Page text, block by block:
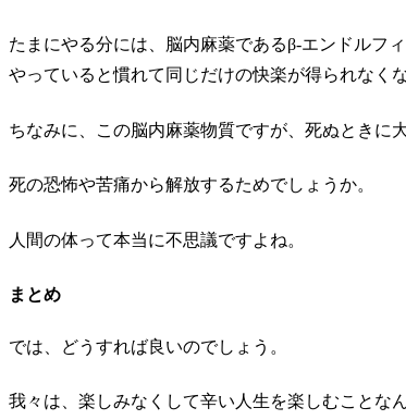
たまにやる分には、脳内麻薬であるβ-エンドルフ
やっていると慣れて同じだけの快楽が得られなく
ちなみに、この脳内麻薬物質ですが、死ぬときに
死の恐怖や苦痛から解放するためでしょうか。
人間の体って本当に不思議ですよね。
まとめ
では、どうすれば良いのでしょう。
我々は、楽しみなくして辛い人生を楽しむことな